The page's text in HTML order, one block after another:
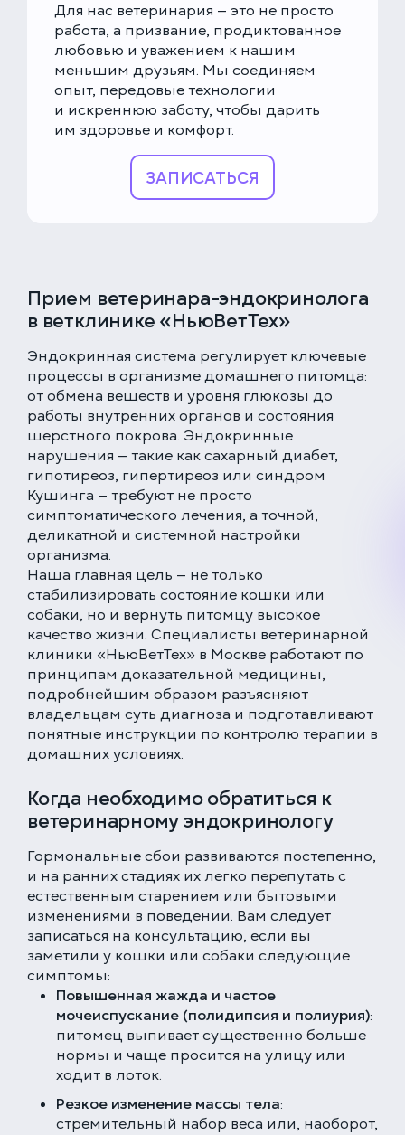
Для нас ветеринария — это не просто
работа, а призвание, продиктованное
любовью и уважением к нашим
меньшим друзьям. Мы соединяем
опыт, передовые технологии
и искреннюю заботу, чтобы дарить
им здоровье и комфорт.
ЗАПИСАТЬСЯ
Прием ветеринара-эндокринолога
в ветклинике «НьюВетТех»
Эндокринная система регулирует ключевые
процессы в организме домашнего питомца:
от обмена веществ и уровня глюкозы до
работы внутренних органов и состояния
шерстного покрова. Эндокринные
нарушения — такие как сахарный диабет,
гипотиреоз, гипертиреоз или синдром
Кушинга — требуют не просто
симптоматического лечения, а точной,
деликатной и системной настройки
организма.
Наша главная цель — не только
стабилизировать состояние кошки или
собаки, но и вернуть питомцу высокое
качество жизни. Специалисты ветеринарной
клиники «НьюВетТех» в Москве работают по
принципам доказательной медицины,
подробнейшим образом разъясняют
владельцам суть диагноза и подготавливают
понятные инструкции по контролю терапии в
домашних условиях.
Когда необходимо обратиться к
ветеринарному эндокринологу
Гормональные сбои развиваются постепенно,
и на ранних стадиях их легко перепутать с
естественным старением или бытовыми
изменениями в поведении. Вам следует
записаться на консультацию, если вы
заметили у кошки или собаки следующие
симптомы:
Повышенная жажда и частое
мочеиспускание (полидипсия и полиурия):
питомец выпивает существенно больше
нормы и чаще просится на улицу или
ходит в лоток.
Резкое изменение массы тела:
стремительный набор веса или, наоборот,